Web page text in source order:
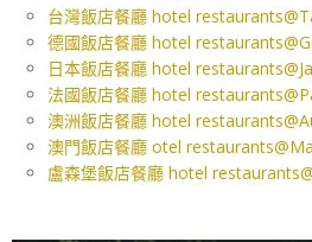
台灣飯店餐廳 hotel
德國飯店餐廳 hotel
日本飯店餐廳 hotel
法國飯店餐廳 hotel
澳洲飯店餐廳 hotel
澳門飯店餐廳 otel
盧森堡飯店餐廳 hotel